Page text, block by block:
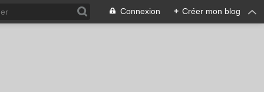
Connexion + Créer mon blog